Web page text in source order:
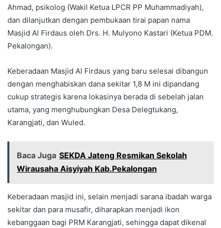
Ahmad, psikolog (Wakil Ketua LPCR PP Muhammadiyah),
dan dilanjutkan dengan pembukaan tirai papan nama
Masjid Al Firdaus oleh Drs. H. Mulyono Kastari (Ketua PDM.
Pekalongan).
Keberadaan Masjid Al Firdaus yang baru selesai dibangun
dengan menghabiskan dana sekitar 1,8 M ini dipandang
cukup strategis karena lokasinya berada di sebelah jalan
utama, yang menghubungkan Desa Delegtukang,
Karangjati, dan Wuled.
Baca Juga SEKDA Jateng Resmikan Sekolah
Wirausaha Aisyiyah Kab.Pekalongan
Keberadaan masjid ini, selain menjadi sarana ibadah warga
sekitar dan para musafir, diharapkan menjadi ikon
kebanggaan bagi PRM Karangjati, sehingga dapat dikenal